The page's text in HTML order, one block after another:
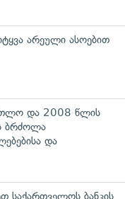
არეული ასოებით
და 2008 წლის
ბრძოლა
და
საქართველოს ბანკის